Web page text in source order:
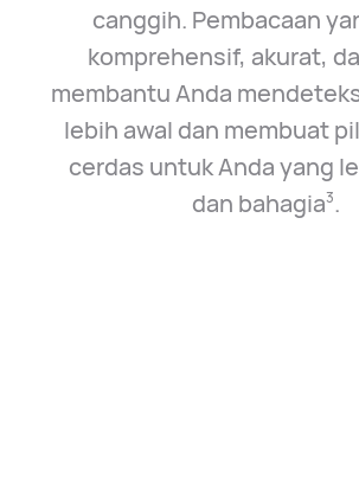
canggih. Pembacaan
komprehensif, akurat,
membantu Anda
lebih awal dan membuat
cerdas untuk Anda yang
dan bahagia⁠3.